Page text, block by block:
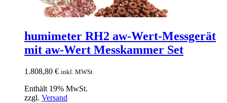
humimeter RH2 aw-Wert-Messgerät
mit aw-Wert Messkammer Set
1.808,80 € inkl. MWSt
Enthält 19% MwSt.
zzgl. Versand